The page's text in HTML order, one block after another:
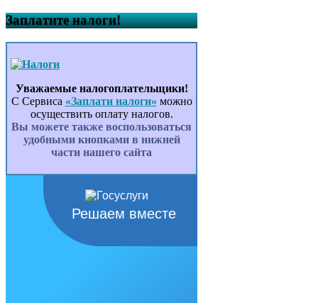
Заплатите налоги!
Уважаемые налогоплательщики!
С Сервиса «Заплати налоги» можно
осуществить оплату налогов.
Вы можете также воспользоваться
удобными кнопками в нижней
части нашего сайта
Решаем вместе